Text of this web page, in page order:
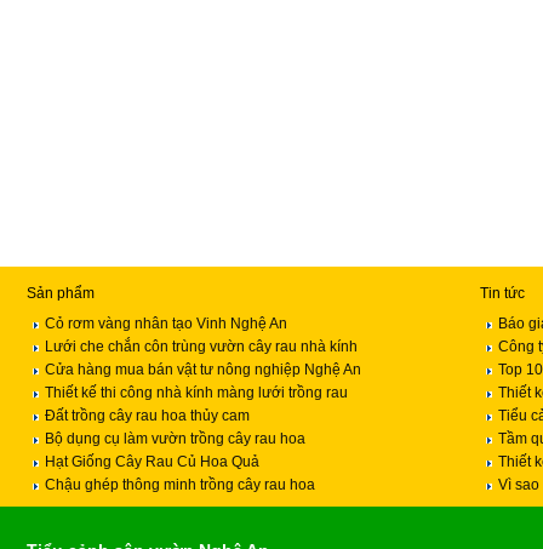
Sản phẩm
Cỏ rơm vàng nhân tạo Vinh Nghệ An
Lưới che chắn côn trùng vườn cây rau nhà kính
Cửa hàng mua bán vật tư nông nghiệp Nghệ An
Thiết kế thi công nhà kính màng lưới trồng rau
Đất trồng cây rau hoa thủy cam
Bộ dụng cụ làm vườn trồng cây rau hoa
Hạt Giống Cây Rau Củ Hoa Quả
Chậu ghép thông minh trồng cây rau hoa
Tin tức
Báo
Công
Top
Thiết
Tiểu
Tầm
Thiết
Vì sao